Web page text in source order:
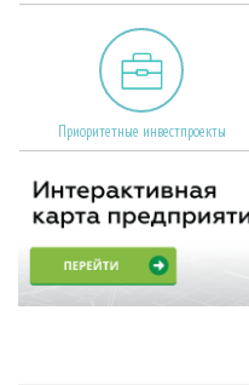
Приоритетные инвестпроекты